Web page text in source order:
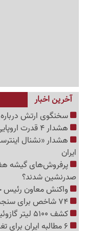
آخرین اخبار
سخنگوی ارتش درباره
هشدار 4 قدرت اروپایی به مسکو درباره اوستیای جنوبی
هشدار «نشنال
ایران
پرفروش‌های گیشه
صدرنشین شدند؟
واکنش معاون رئیس
کشف 5100 لیتر گازوئیل قاچاق در رباط کریم